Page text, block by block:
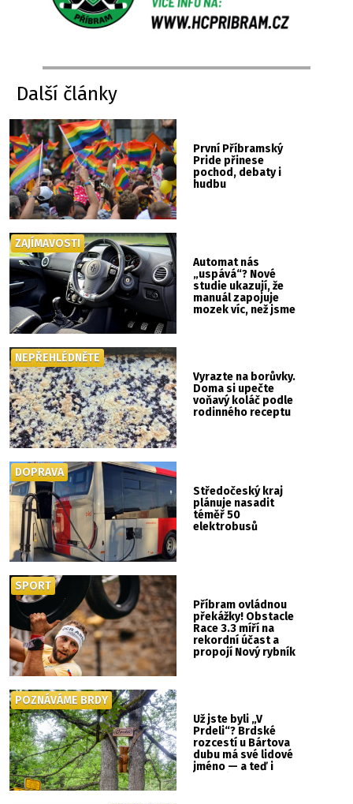
Další články
První Příbramský
Pride přinese
pochod, debaty i
hudbu
Automat nás
„uspává“? Nové
studie ukazují, že
manuál zapojuje
mozek víc, než jsme
ZAJÍMAVOSTI
Vyrazte na borůvky.
Doma si upečte
voňavý koláč podle
rodinného receptu
NEPŘEHLÉDNĚTE
Středočeský kraj
plánuje nasadit
téměř 50
elektrobusů
DOPRAVA
Příbram ovládnou
překážky! Obstacle
Race 3.3 míří na
rekordní účast a
propojí Nový rybník
SPORT
Už jste byli „V
Prdeli“? Brdské
rozcestí u Bártova
dubu má své lidové
jméno — a teď i
POZNÁVÁME BRDY